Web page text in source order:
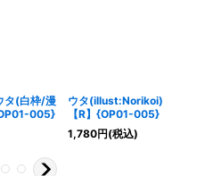
タ(白枠/漫
005}
ウタ(illust:Norikoi)
【R】{OP01-005}
1,780円(税込)